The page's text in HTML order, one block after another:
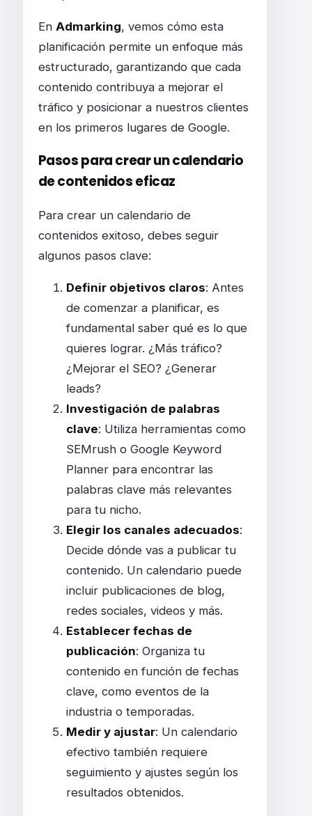
En Admarking, vemos cómo esta
planificación permite un enfoque más
estructurado, garantizando que cada
contenido contribuya a mejorar el
tráfico y posicionar a nuestros clientes
en los primeros lugares de Google.
Pasos para crear un calendario
de contenidos eficaz
Para crear un calendario de
contenidos exitoso, debes seguir
algunos pasos clave:
Definir objetivos claros: Antes
de comenzar a planificar, es
fundamental saber qué es lo que
quieres lograr. ¿Más tráfico?
¿Mejorar el SEO? ¿Generar
leads?
Investigación de palabras
clave: Utiliza herramientas como
SEMrush o Google Keyword
Planner para encontrar las
palabras clave más relevantes
para tu nicho.
Elegir los canales adecuados:
Decide dónde vas a publicar tu
contenido. Un calendario puede
incluir publicaciones de blog,
redes sociales, videos y más.
Establecer fechas de
publicación: Organiza tu
contenido en función de fechas
clave, como eventos de la
industria o temporadas.
Medir y ajustar: Un calendario
efectivo también requiere
seguimiento y ajustes según los
resultados obtenidos.